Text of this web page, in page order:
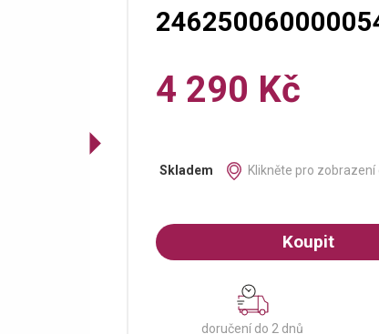
4 290 Kč
Skladem Klikněte pro
Koupit
doručení do 2 dnů